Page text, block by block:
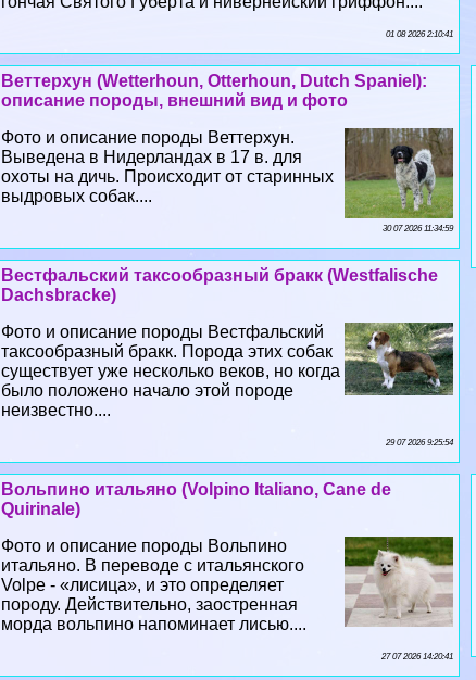
Веттерхун (Wetterhoun, Otterhoun, Dutch Spaniel):
Фото и описание породы Веттерхун.
Выведена в Нидерландах в 17 в. для
охоты на дичь. Происходит от старинных
выдровых собак....
30 07 2026 11:34:59
Вестфальский таксообразный бpaкк (Westfalische
Фото и описание породы Вестфальский
таксообразный бpaкк. Порода этих собак
существует уже несколько веков, но когда
было положено начало этой породе
неизвестно....
29 07 2026 9:25:54
Вольпино итальяно (Volpino Italiano, Cane de
Фото и описание породы Вольпино
итальяно. В переводе с итальянского
Volpe - «лисица», и это определяет
породу. Действительно, заостренная
морда вольпино напоминает лисью....
27 07 2026 14:20:41
Венгерская борзая (Hungarian Greyhound)